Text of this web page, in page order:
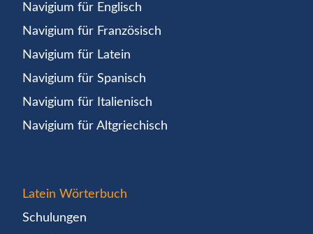
Navigium für Englisch
Navigium für Französisch
Navigium für Latein
Navigium für Spanisch
Navigium für Italienisch
Navigium für Altgriechisch
Latein Wörterbuch
Schulungen